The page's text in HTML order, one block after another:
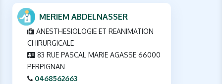
MERIEM ABDELNASSER
ANESTHESIOLOGIE ET REANIMATION
CHIRURGICALE
83 RUE PASCAL MARIE AGASSE 66000
PERPIGNAN
0468562663